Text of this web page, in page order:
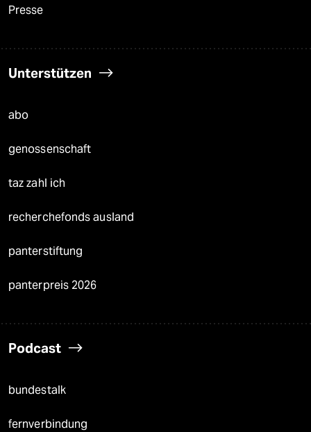
Presse
Unterstützen
abo
genossenschaft
taz zahl ich
recherchefonds ausland
panterstiftung
panterpreis 2026
Podcast
bundestalk
fernverbindung